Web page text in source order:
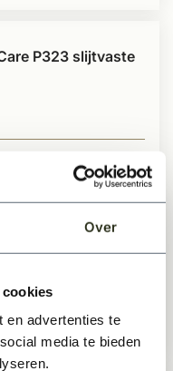
Over
en advertenties te
media te bieden
P323 slijtvaste
S244 Vlekstop